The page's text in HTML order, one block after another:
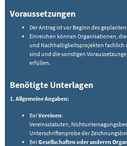
Voraussetzungen
Der Antrag ist vor Beginn des
Einreichen können Organisationen,
und Nachhaltigkeitsprojekten fachlich
sind und die sonstigen
erfüllen.
Benötigte Unterlagen
1. Allgemeine Angaben:
Bei Vereinen:
Vereinsstatuten,
Unterschriftenprobe der
Bei Gesellschaften oder anderen